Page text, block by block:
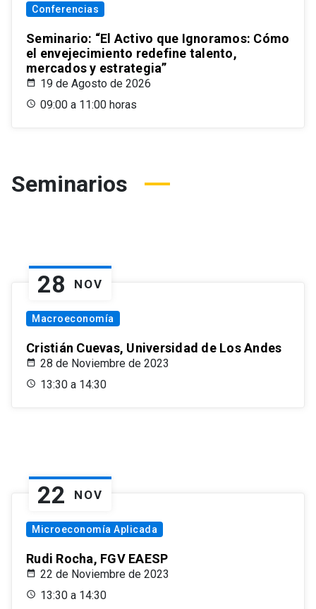
Conferencias
Seminario: “El Activo que Ignoramos: Cómo
el envejecimiento redefine talento,
mercados y estrategia”
19 de Agosto de 2026
09:00 a 11:00 horas
Seminarios
28 NOV
Macroeconomía
Cristián Cuevas, Universidad de Los Andes
28 de Noviembre de 2023
13:30 a 14:30
22 NOV
Microeconomía Aplicada
Rudi Rocha, FGV EAESP
22 de Noviembre de 2023
13:30 a 14:30